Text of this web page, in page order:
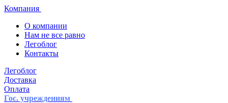
Компания
О компании
Нам не все равно
Легоблог
Контакты
Легоблог
Доставка
Оплата
Гос. учреждениям